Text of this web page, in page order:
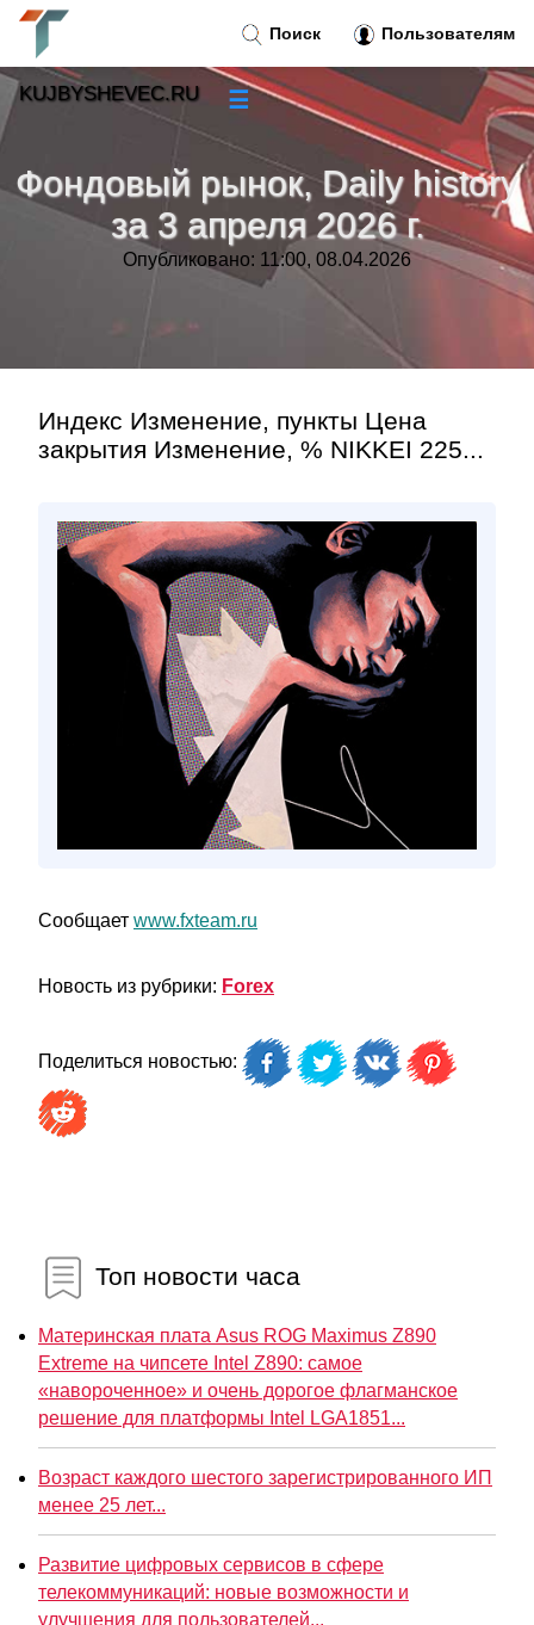
Фондовый рынок, Daily history
за 3 апреля 2026 г.
Опубликовано: 11:00, 08.04.2026
Индекс Изменение, пункты Цена
закрытия Изменение, % NIKKEI 225...
Сообщает www.fxteam.ru
Новость из рубрики: Forex
Поделиться новостью:
Топ новости часа
Материнская плата Asus ROG Maximus Z890
Extreme на чипсете Intel Z890: самое
«навороченное» и очень дорогое флагманское
решение для платформы Intel LGA1851...
Возраст каждого шестого зарегистрированного ИП
менее 25 лет...
Развитие цифровых сервисов в сфере
телекоммуникаций: новые возможности и
улучшения для пользователей...
Поиск Пользователям
KUJBYSHEVEC.RU ☰
»
Тренды новостей »
»
Контакт»